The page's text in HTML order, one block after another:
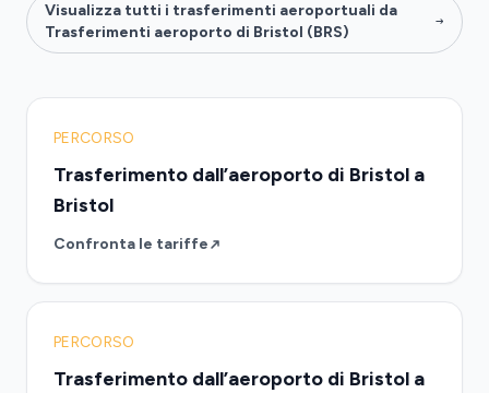
Visualizza tutti i trasferimenti aeroportuali da
Trasferimenti aeroporto di Bristol (BRS)
PERCORSO
Trasferimento dall’aeroporto di Bristol a
Bristol
Confronta le tariffe
PERCORSO
Trasferimento dall’aeroporto di Bristol a